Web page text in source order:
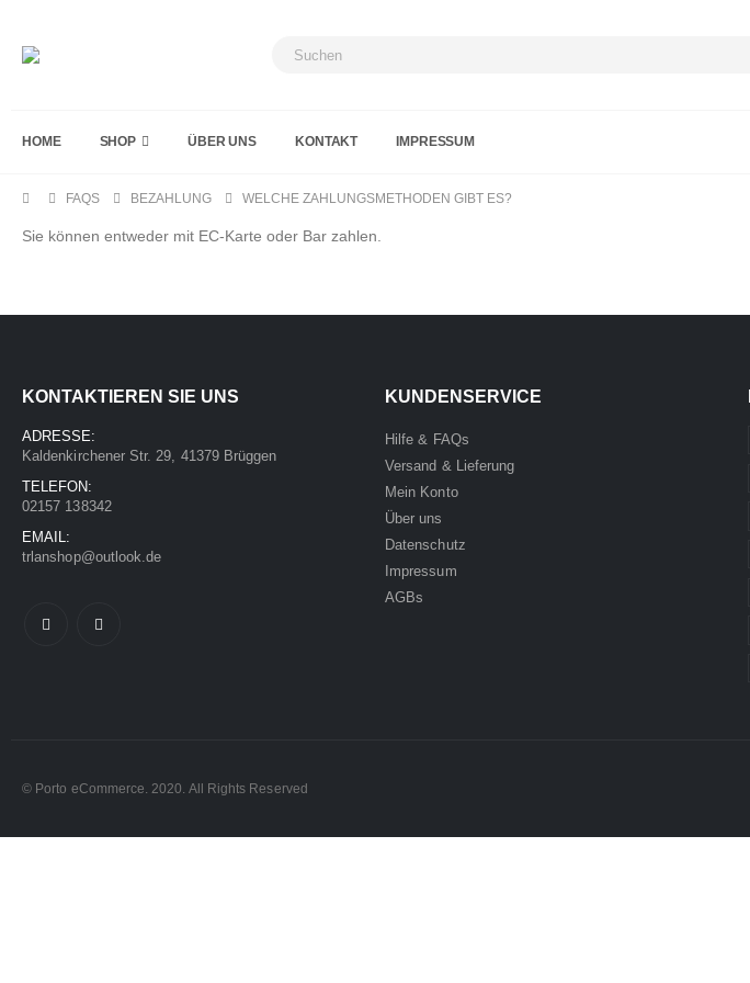
HOME SHOP ÜBER UNS KONTAKT IMPRESSUM
FAQS BEZAHLUNG WELCHE ZAHLUNGSMETHODEN GIBT ES?
Sie können entweder mit EC-Karte oder Bar zahlen.
KONTAKTIEREN SIE UNS
ADRESSE:
Kaldenkirchener Str. 29, 41379 Brüggen
TELEFON:
02157 138342
EMAIL:
trlanshop@outlook.de
KUNDENSERVICE
Hilfe & FAQs
Versand & Lieferung
Mein Konto
Über uns
Datenschutz
Impressum
AGBs
© Porto eCommerce. 2020. All Rights Reserved